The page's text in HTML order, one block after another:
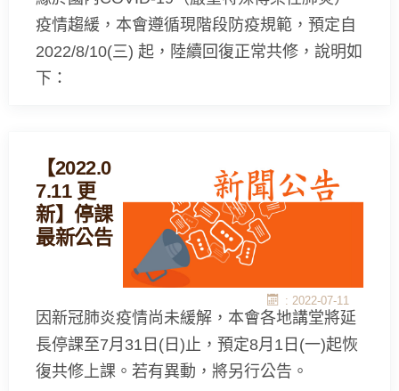
疫情趨緩，本會遵循現階段防疫規範，預定自
2022/8/10(三) 起，陸續回復正常共修，說明如
下：
【2022.0
7.11 更
新】停課
最新公告
: 2022-07-11
因新冠肺炎疫情尚未緩解，本會各地講堂將延
長停課至7月31日(日)止，預定8月1日(一)起恢
復共修上課。若有異動，將另行公告。